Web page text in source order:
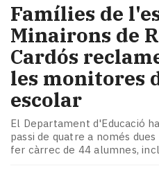
Famílies de
Minairons de
Cardós
les monitores
escolar
El Departament d'Educació
passi de quatre a només
fer càrrec de 44 alumnes,